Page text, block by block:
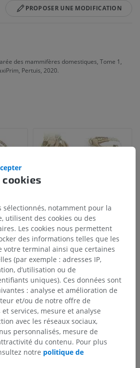
PROPOSER UNE MODIFICATION
des mammifères domestiques, Tome 1,
Pertuis, 2020.
membres> Médial
:Il n'y a aucune structure
cookies
sélectionnés, notamment pour la
utilisent des cookies ou des
Les cookies nous permettent
des informations telles que les
votre terminal ainsi que certaines
(par exemple : adresses IP,
d’utilisation ou de
uniques). Ces données sont
: analyse et amélioration de
et/ou de notre offre de
services, mesure et analyse
avec les réseaux sociaux,
personnalisés, mesure de
du contenu. Pour plus
notre politique de